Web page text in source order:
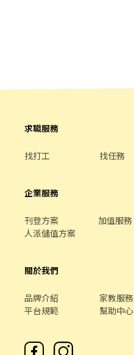
求職服務
找打工 找任務
企業服務
刊登方案 加值服務
人派儲值方案
關於我們
品牌介紹 家教服務
平台規範
幫助中心